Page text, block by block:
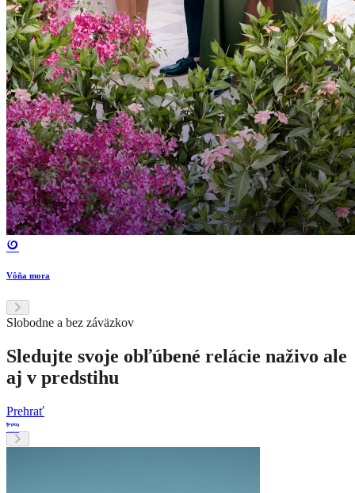
Vôňa mora
Slobodne a bez záväzkov
Sledujte svoje obľúbené relácie naživo ale
aj v predstihu
Prehrať